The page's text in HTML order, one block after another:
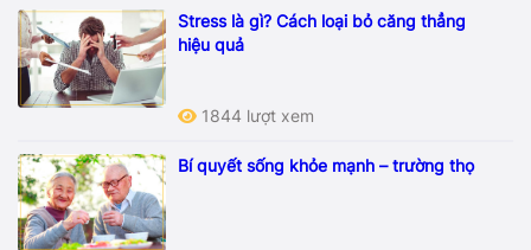
Stress là gì? Cách loại bỏ căng thẳng
hiệu quả
1844 lượt xem
Bí quyết sống khỏe mạnh – trường thọ